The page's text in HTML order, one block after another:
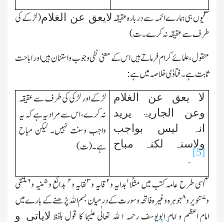
۳یوں ہی ہمارے ائمہ سے دربارہ عقیقہلایعق عن الغلام(لڑکے کی
طرف سے عقیقہ نہ کرے۔ ت)
منقول ، علمائے کرام فرماتے ہیں اس کے معنی نفی وجوب واستنان ہیں اور اباحت
ثابت ہے۔ فتاوٰی خلاصہ میں ہے:
لا یعق عن الغلام
وعن الجاریۃ یرید
انہ لیس بواجب
ولاسنہ لکنہ مباح
[5]
۔
لڑکے اور لڑکی کی طرف سے عقیقہ
نہ کرے، اس سے مراد یہ ہے کہ یہ
واجب وسنت نہیں۔ لیکن مباح
ہے۔ (ت)
۴اسی طرح عامہ کتب میں مثلًا۱ہدایہ و۲قایہ و۳نقایہ و۴بدائع و۵منیہ و۶ملتقی
و۷تنویر و۸جوہرہ وغیرہ فاتحہ وسورت کے درمیان بسم اﷲ پڑھنے کے بارے میں
امام اعظم و امام ابویوسف رحمہ ا ﷲ تعالٰی علیہما کا قول بلفظ لایاتی و